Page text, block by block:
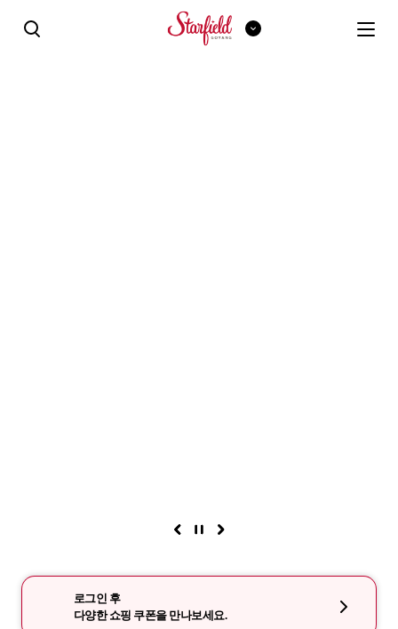
로그인 후
다양한 쇼핑 쿠폰을 만나보세요.